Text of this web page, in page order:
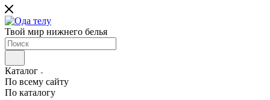
Твой мир нижнего белья
Каталог
По всему сайту
По каталогу